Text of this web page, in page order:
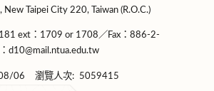
New Taipei City 220, Taiwan (R.O.C.)
ext：1709 or 1708／Fax：886-2-
d10@mail.ntua.edu.tw
06 瀏覽人次: 5059415